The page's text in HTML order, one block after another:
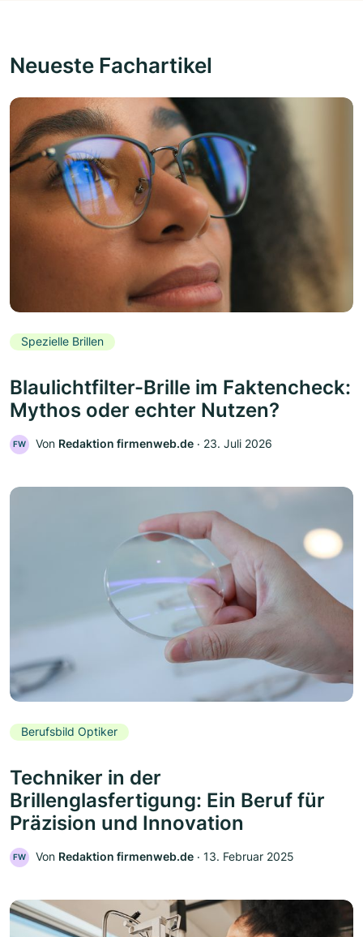
Neueste Fachartikel
Spezielle Brillen
Blaulichtfilter-Brille im Faktencheck:
Mythos oder echter Nutzen?
FW Von Redaktion firmenweb.de ‧ 23. Juli 2026
Berufsbild Optiker
Techniker in der
Brillenglasfertigung: Ein Beruf für
Präzision und Innovation
FW Von Redaktion firmenweb.de ‧ 13. Februar 2025